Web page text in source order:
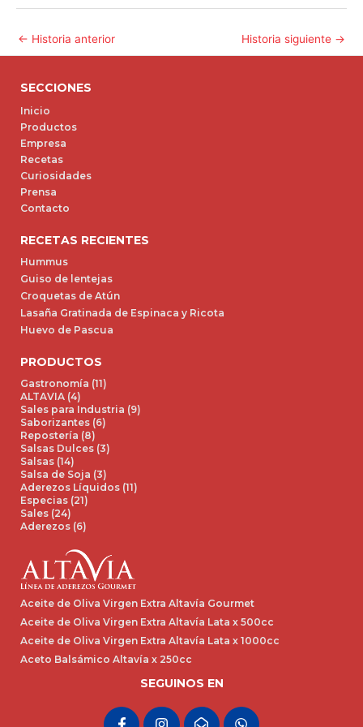
← Historia anterior Historia siguiente →
SECCIONES
Inicio
Productos
Empresa
Recetas
Curiosidades
Prensa
Contacto
RECETAS RECIENTES
Hummus
Guiso de lentejas
Croquetas de Atún
Lasaña Gratinada de Espinaca y Ricota
Huevo de Pascua
PRODUCTOS
Gastronomía (11)
ALTAVIA (4)
Sales para Industria (9)
Saborizantes (6)
Repostería (8)
Salsas Dulces (3)
Salsas (14)
Salsa de Soja (3)
Aderezos Líquidos (11)
Especias (21)
Sales (24)
Aderezos (6)
Aceite de Oliva Virgen Extra Altavía Gourmet
Aceite de Oliva Virgen Extra Altavía Lata x 500cc
Aceite de Oliva Virgen Extra Altavía Lata x 1000cc
Aceto Balsámico Altavía x 250cc
SEGUINOS EN
F
I
E
W